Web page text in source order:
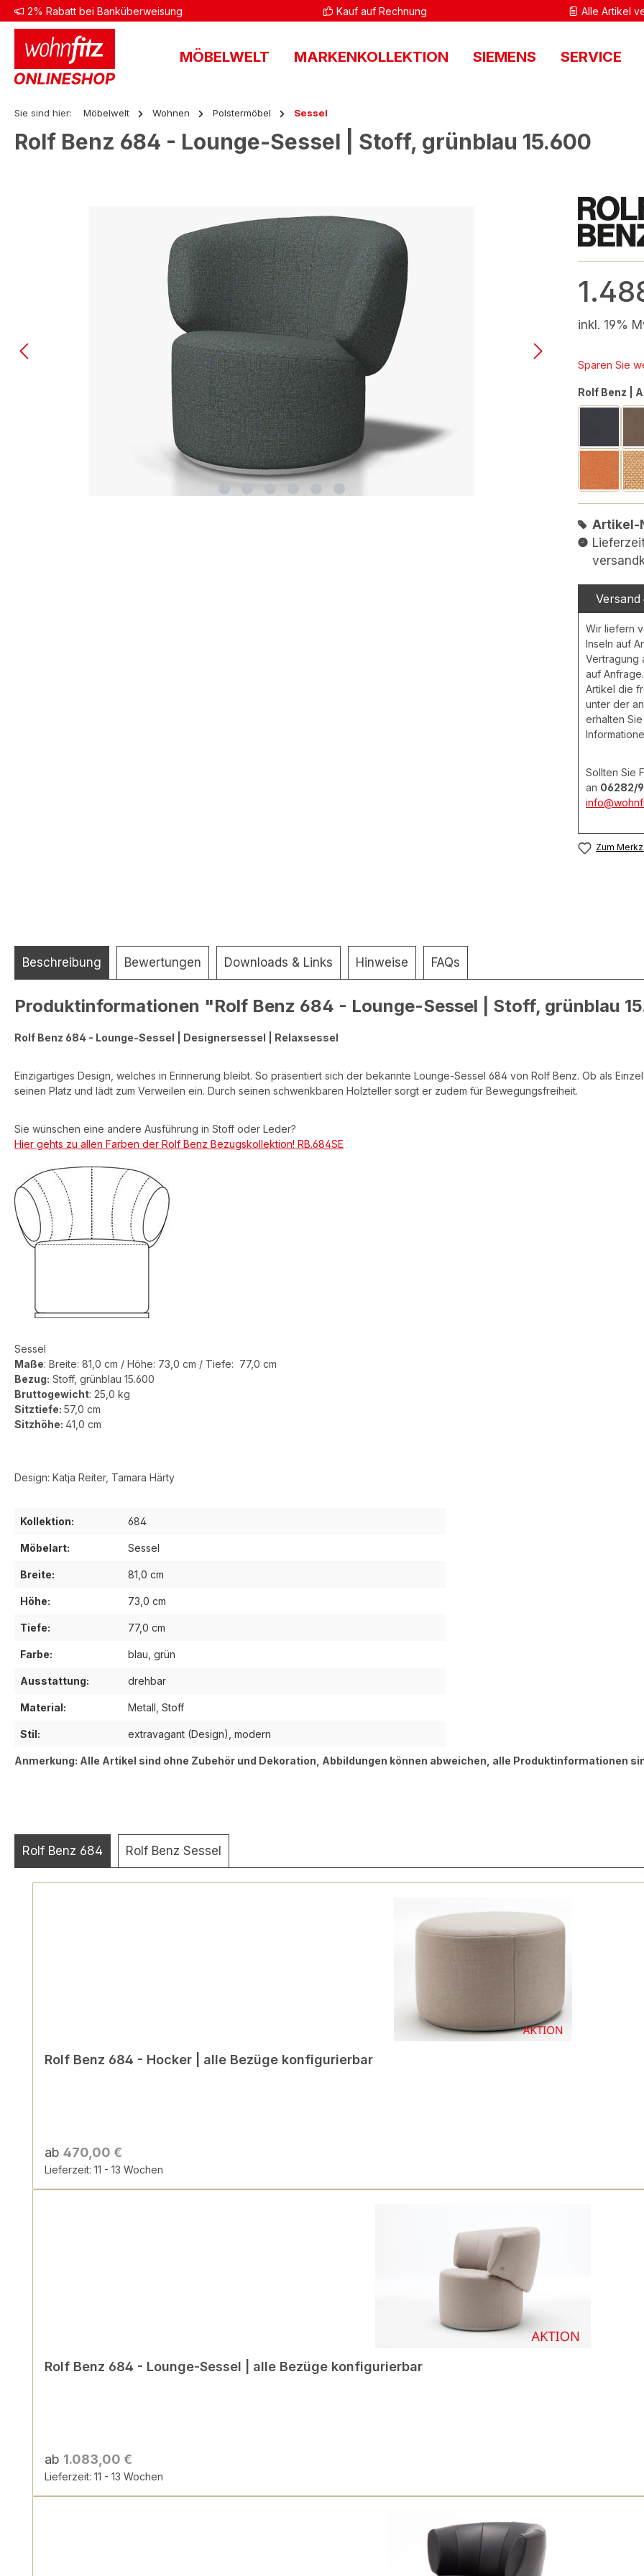
Hauptinhalt springen
Zur Suche springen
Zur Hauptnavigation springen
2% Rabatt bei Banküberweisung Kauf auf Rechnung Alle Artikel
MÖBELWELT MARKENKOLLEKTION SIEMENS SERVICE
Sie sind hier: Möbelwelt Wohnen Polstermöbel Sessel
Rolf Benz 684 - Lounge-Sessel | Stoff, grünblau 15.600
inkl. 19%
Sparen Sie
Rolf Benz |
Stoff |
Artikel-
Versand
Wir liefern
Inseln auf
Vertragung
auf
Artikel die
unter der
erhalten
Sollten Sie
an 06282/
Zum
Beschreibung Bewertungen Downloads & Links Hinweise FAQs
Produktinformationen "Rolf Benz 684 - Lounge-Sessel | Stoff, grünblau
Rolf Benz 684 - Lounge-Sessel | Designersessel | Relaxsessel
Einzigartiges Design, welches in Erinnerung bleibt. So präsentiert sich der bekannte Lounge-Sessel 684 von Rolf Benz. Ob als
seinen Platz und lädt zum Verweilen ein. Durch seinen schwenkbaren Holzteller sorgt er zudem für Bewegungsfreiheit.
Sie wünschen eine andere Ausführung in Stoff oder Leder?
Hier gehts zu allen Farben der Rolf Benz Bezugskollektion! RB.684SE
Sessel
Maße: Breite: 81,0 cm / Höhe: 73,0 cm / Tiefe: 77,0 cm
Bezug: Stoff, grünblau 15.600
Bruttogewicht: 25,0 kg
Sitztiefe: 57,0 cm
Sitzhöhe: 41,0 cm
Design: Katja Reiter, Tamara Härty
Kollektion: 684
Möbelart: Sessel
Breite: 81,0 cm
Höhe: 73,0 cm
Tiefe: 77,0 cm
Farbe: blau, grün
Ausstattung: drehbar
Material: Metall, Stoff
Stil: extravagant (Design), modern
Anmerkung: Alle Artikel sind ohne Zubehör und Dekoration, Abbildungen können abweichen, alle Produktinformationen
Rolf Benz 684 Rolf Benz Sessel
Rolf Benz 684 - Hocker | alle Bezüge konfigurierbar
ab 470,00 €
Lieferzeit: 11 - 13 Wochen
Rolf Benz 684 - Lounge-Sessel | alle Bezüge konfigurierbar
ab 1.083,00 €
Lieferzeit: 11 - 13 Wochen